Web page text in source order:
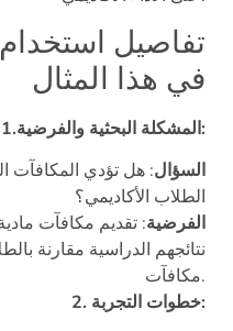
تفاصيل استخدام
في هذا المثال
1.المشكلة البحثية والفرضية:
السؤال: هل تؤدي المكافآت
الطلاب الأكاديمي؟
الفرضية: تقديم مكافآت
نتائجهم الدراسية مقارنة
مكافآت.
2. خطوات التجربة: